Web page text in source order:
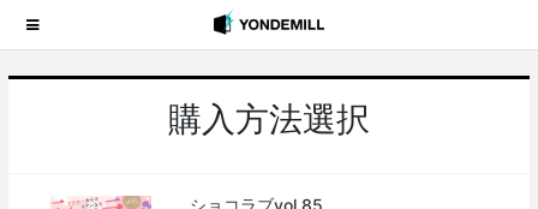
購入方法選択
ショコラブvol.85